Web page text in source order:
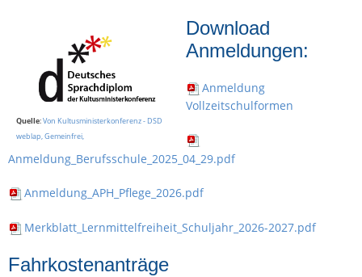
Quelle:Von Kultusministerkonferenz - DSD
weblap, Gemeinfrei,
Download
Anmeldungen:
Anmeldung
Vollzeitschulformen
Anmeldung_Berufsschule_2025_04_29.pdf
Anmeldung_APH_Pflege_2026.pdf
Merkblatt_Lernmittelfreiheit_Schuljahr_2026-2027.pdf
Fahrkostenanträge